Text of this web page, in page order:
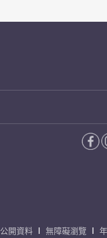
公開資料 無障礙瀏覽